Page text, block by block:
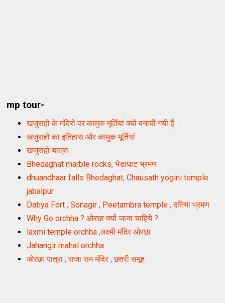
mp tour-
खजुराहो के मंदिरो पर कामुक मूर्तियां क्यों बनायी गयी हैं
खजुराहो का इतिहास और कामुक मूर्तियां
खजुराहो यात्रा
Bhedaghat marble rocks, भेडाघाट भ्रमण
dhuandhaar falls Bhedaghat, Chausath yogini temple
jabalpur
Datiya Fort , Sonagir , Peetambra temple , दतिया भ्रमण
Why Go orchha ? ओरछा क्यों जाना चाहिये ?
laxmi temple orchha ,लक्ष्मी मंदिर ओरछा
Jahangir mahal orchha
ओरछा यात्रा , राजा राम मंदिर , छतरी समूह